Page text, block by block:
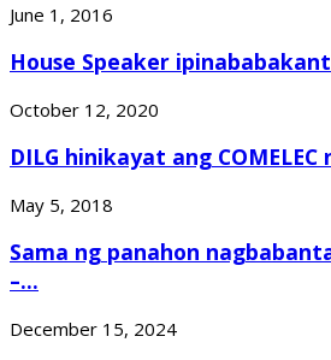
June 1, 2016
House Speaker
October 12, 2020
DILG hinikayat ang COMELEC
May 5, 2018
Sama ng panahon
–...
December 15, 2024